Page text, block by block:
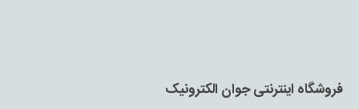
فروشگاه اینترنتی جوان الکترونیک